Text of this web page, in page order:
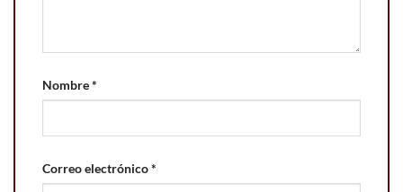
Nombre*
Correo electrónico*